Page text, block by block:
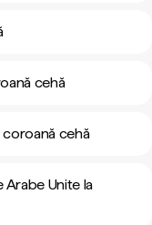
cehă
coroană cehă
Arabe Unite la